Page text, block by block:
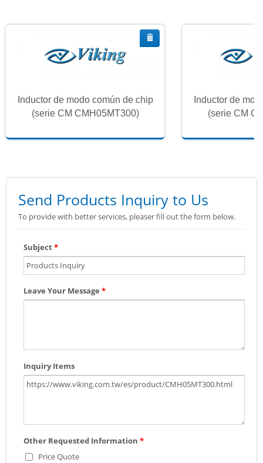
Inductor de modo común de chip
(serie CM CMH05MT300)
Inductor de
(serie CM